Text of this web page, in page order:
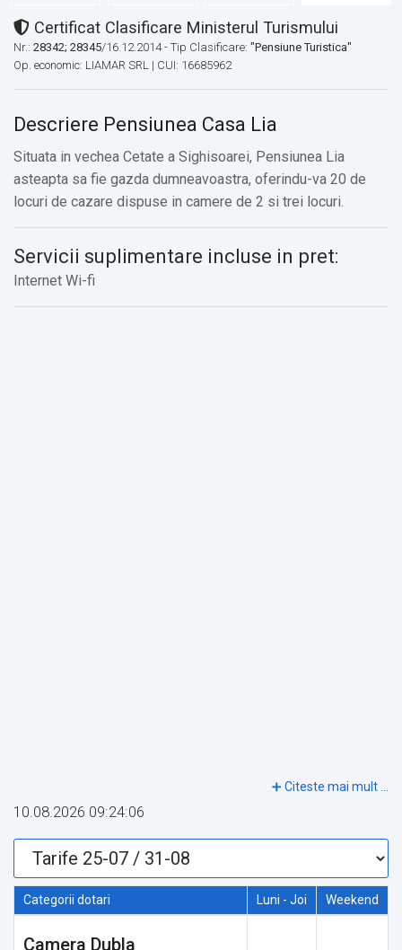
Certificat Clasificare Ministerul Turismului
Nr.: 28342; 28345/16.12.2014 - Tip Clasificare: "Pensiune Turistica"
Op. economic: LIAMAR SRL | CUI: 16685962
Descriere Pensiunea Casa Lia
Situata in vechea Cetate a Sighisoarei, Pensiunea Lia
asteapta sa fie gazda dumneavoastra, oferindu-va 20 de
locuri de cazare dispuse in camere de 2 si trei locuri.
Servicii suplimentare incluse in pret:
Internet Wi-fi
10.08.2026 09:24:06
Categorii dotari Luni - Joi Weekend
Camera Dubla